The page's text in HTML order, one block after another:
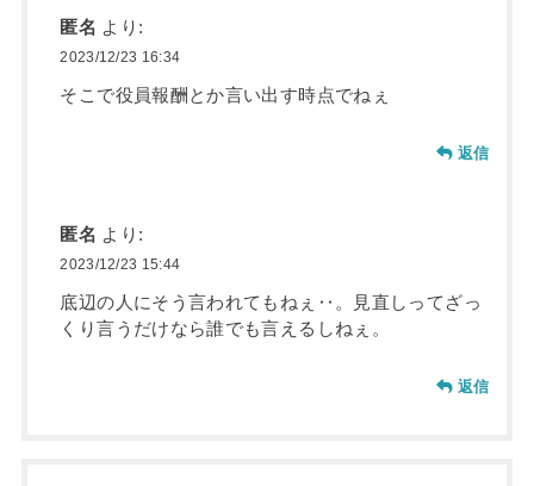
匿名 より:
2023/12/23 16:34
そこで役員報酬とか言い出す時点でねぇ
返信
匿名 より:
2023/12/23 15:44
底辺の人にそう言われてもねぇ‥。見直しってざっ
くり言うだけなら誰でも言えるしねぇ。
返信